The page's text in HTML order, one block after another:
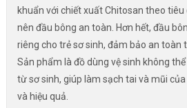
khuẩn với chiết xuất Chitosan theo
nên đầu bông an toàn. Hơn hết, đầu
riêng cho trẻ sơ sinh, đảm bảo an toàn
Sản phẩm là đồ dùng vệ sinh không
từ sơ sinh, giúp làm sạch tai và mũi
và hiệu quả.